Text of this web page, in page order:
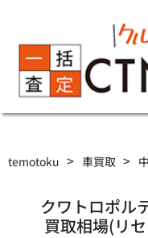
temotoku > 車買取 >
クワトロポル
買取相場(リ